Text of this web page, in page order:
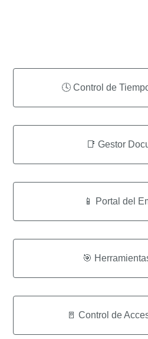
🕓 Control de
📑 Gestor
📱 Portal del
🎯​
🚪 Control de